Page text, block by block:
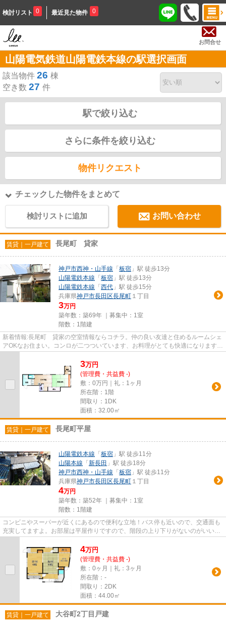
検討リスト 0 最近見た物件 0
お問合せ
山陽電気鉄道山陽電鉄本線の駅選択画面
該当物件 26 棟
空き数 27 件
駅で絞り込む
さらに条件を絞り込む
物件リクエスト
チェックした物件をまとめて
検討リストに追加 お問い合わせ
賃貸｜一戸建て 長尾町 貸家
神戸市西神・山手線 「 板宿 」駅 徒歩13分
山陽電鉄本線 「 板宿 」駅 徒歩13分
山陽電鉄本線 「 西代 」駅 徒歩15分
兵庫県神戸市長田区長尾町 １丁目
3万円
築年数：築69年 ｜募集中： 1室
階数：1階建
新着情報:長尾町 貸家の空室情報ならコチラ。仲の良い友達と住めるルームシェ
アOKなお住まい。コンロが二つついています、お料理がとても快適になります。
3万円
(管理費・共益費 -)
敷：0万円｜礼：1ヶ月
所在階：1階
間取り：1DK
面積：32.00㎡
賃貸｜一戸建て 長尾町平屋
山陽電鉄本線 「 板宿 」駅 徒歩11分
山陽本線 「 新長田 」駅 徒歩18分
神戸市西神・山手線 「 板宿 」駅 徒歩11分
兵庫県神戸市長田区長尾町 １丁目
4万円
築年数：築52年 ｜募集中： 1室
階数：1階建
コンビニやスーパーが近くにあるので便利な立地！バス停も近いので、交通面も
充実してますよ。お部屋は平屋作りですので、階段の上り下りがないのがいいで
4万円
(管理費・共益費 -)
敷：0ヶ月｜礼：3ヶ月
所在階：-
間取り：2DK
面積：44.00㎡
賃貸｜一戸建て 大谷町2丁目戸建